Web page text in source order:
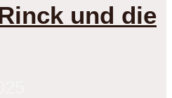
und die